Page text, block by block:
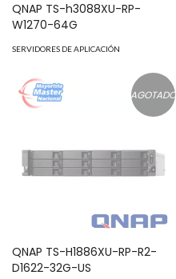
QNAP TS-h3088XU-RP-
W1270-64G
SERVIDORES DE APLICACIÓN
AGOTADO
QNAP TS-H1886XU-RP-R2-
D1622-32G-US